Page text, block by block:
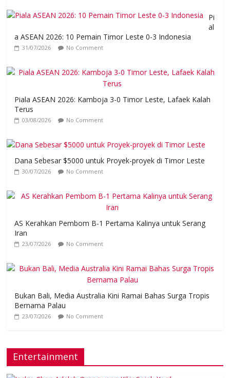
Pi
al
a ASEAN 2026: 10 Pemain Timor Leste 0-3 Indonesia
31/07/2026 No Comment
Piala ASEAN 2026: Kamboja 3-0 Timor Leste, Lafaek Kalah
Terus
03/08/2026 No Comment
Dana Sebesar $5000 untuk Proyek-proyek di Timor Leste
30/07/2026 No Comment
AS Kerahkan Pembom B-1 Pertama Kalinya untuk Serang
Iran
23/07/2026 No Comment
Bukan Bali, Media Australia Kini Ramai Bahas Surga Tropis
Bernama Palau
23/07/2026 No Comment
Entertainment